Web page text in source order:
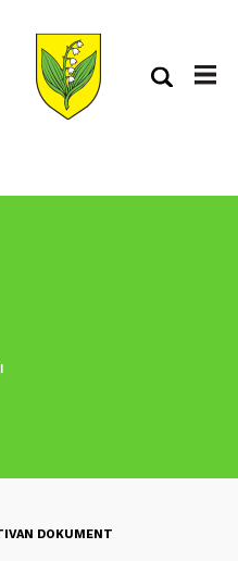
DOKUMENT